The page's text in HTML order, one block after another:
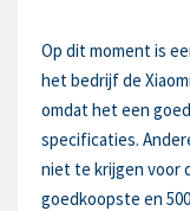
Op dit moment is
het bedrijf de
omdat het een
specificaties.
niet te krijgen voor
goedkoopste en